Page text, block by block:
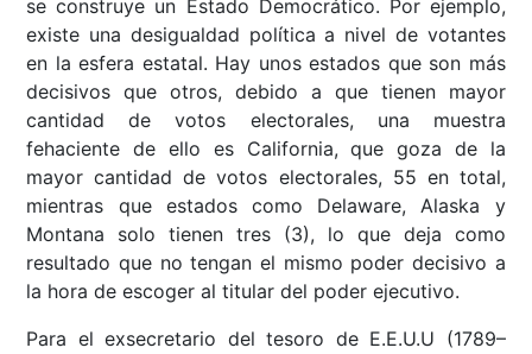
se construye un Estado Democrático. Por ejemplo,
existe una desigualdad política a nivel de votantes
en la esfera estatal. Hay unos estados que son más
decisivos que otros, debido a que tienen mayor
cantidad de votos electorales, una muestra
fehaciente de ello es California, que goza de la
mayor cantidad de votos electorales, 55 en total,
mientras que estados como Delaware, Alaska y
Montana solo tienen tres (3), lo que deja como
resultado que no tengan el mismo poder decisivo a
la hora de escoger al titular del poder ejecutivo.
Para el exsecretario del tesoro de E.E.U.U (1789–